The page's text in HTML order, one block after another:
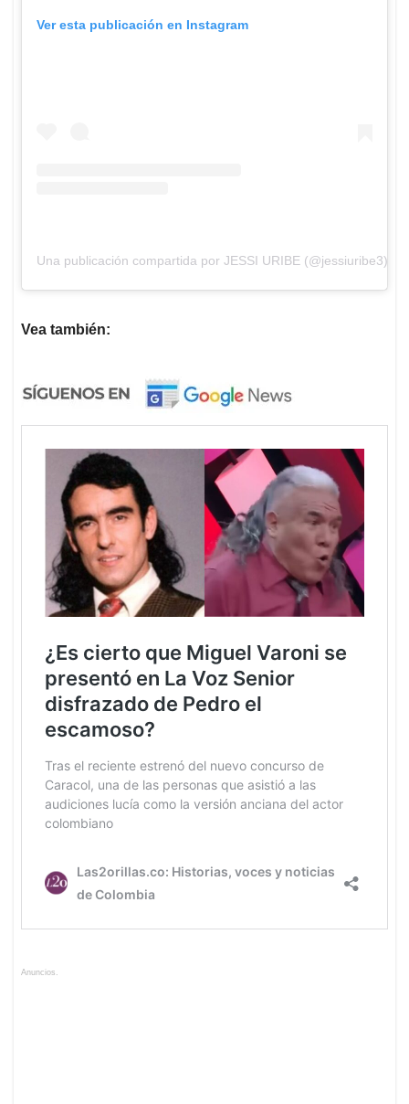
Ver esta publicación en Instagram
Una publicación compartida por JESSI URIBE (@jessiuribe3)
Vea también:
Anuncios.